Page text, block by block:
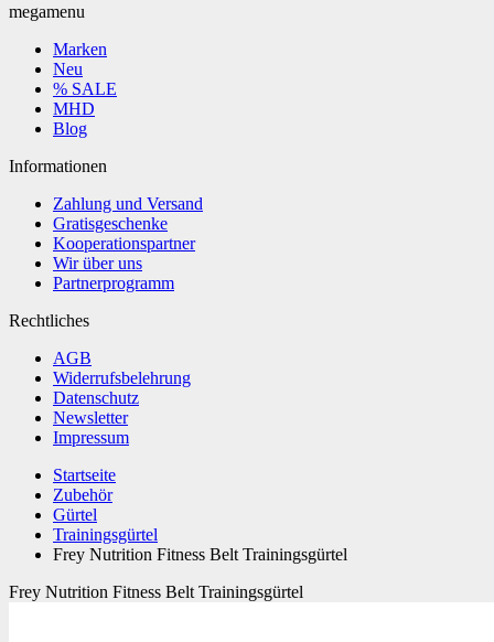
megamenu
Marken
Neu
% SALE
MHD
Blog
Informationen
Zahlung und Versand
Gratisgeschenke
Kooperationspartner
Wir über uns
Partnerprogramm
Rechtliches
AGB
Widerrufsbelehrung
Datenschutz
Newsletter
Impressum
Startseite
Zubehör
Gürtel
Trainingsgürtel
Frey Nutrition Fitness Belt Trainingsgürtel
Frey Nutrition Fitness Belt Trainingsgürtel